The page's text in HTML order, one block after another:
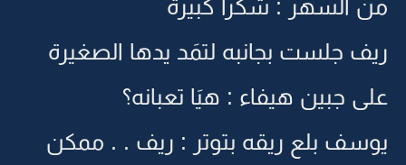
من السهر : شكرا كبيرة
ريف جلست بجانبه لتمَد يدها الصغيرة
على جبين هيفاء : هيَا تعبانه؟
يوسف بلع ريقه بتوتر : ريف . . ممكن